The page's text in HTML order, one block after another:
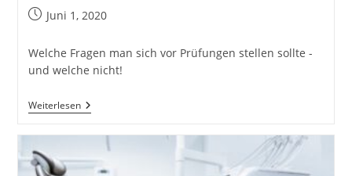
BeitragJuni 1, 2020
Welche Fragen man sich vor Prüfungen stellen sollte -
und welche nicht!
WeiterlesenPrüfungsangst
–
Stellst
Du